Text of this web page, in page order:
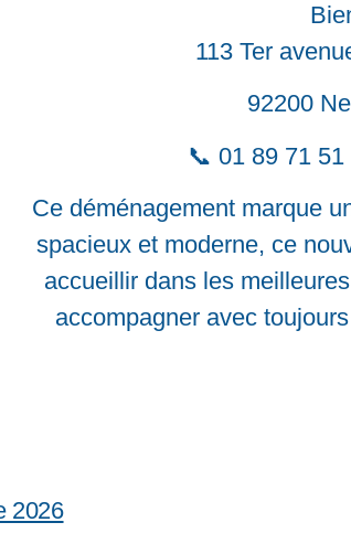
113 Ter
92200
📞 01 89 71
Ce déménagement marque
spacieux et moderne, ce
accueillir dans les
accompagner avec
2026